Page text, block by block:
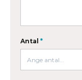
Antal *